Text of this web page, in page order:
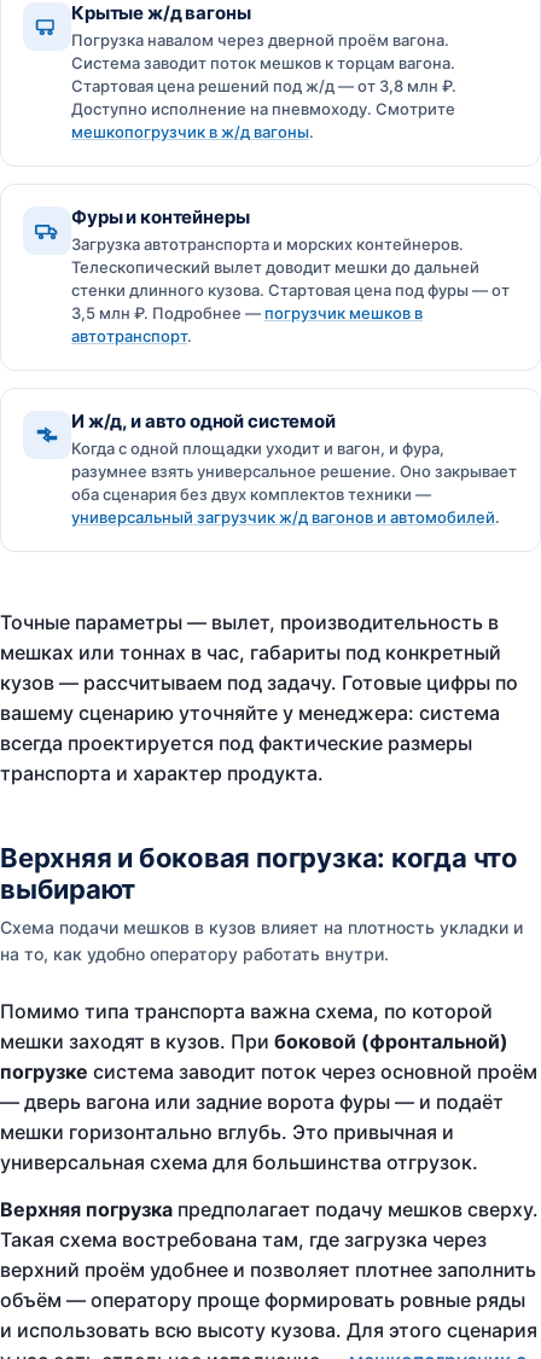
Крытые ж/д вагоны
Погрузка навалом через дверной проём вагона.
Система заводит поток мешков к торцам вагона.
Стартовая цена решений под ж/д — от 3,8 млн ₽.
Доступно исполнение на пневмоходу. Смотрите
мешкопогрузчик в ж/д вагоны.
Фуры и контейнеры
Загрузка автотранспорта и морских контейнеров.
Телескопический вылет доводит мешки до дальней
стенки длинного кузова. Стартовая цена под фуры — от
3,5 млн ₽. Подробнее — погрузчик мешков в
автотранспорт.
И ж/д, и авто одной системой
Когда с одной площадки уходит и вагон, и фура,
разумнее взять универсальное решение. Оно закрывает
оба сценария без двух комплектов техники —
универсальный загрузчик ж/д вагонов и автомобилей.
Точные параметры — вылет, производительность в
мешках или тоннах в час, габариты под конкретный
кузов — рассчитываем под задачу. Готовые цифры по
вашему сценарию уточняйте у менеджера: система
всегда проектируется под фактические размеры
транспорта и характер продукта.
Верхняя и боковая погрузка: когда что
выбирают
Схема подачи мешков в кузов влияет на плотность укладки и
на то, как удобно оператору работать внутри.
Помимо типа транспорта важна схема, по которой
мешки заходят в кузов. При боковой (фронтальной)
погрузке система заводит поток через основной проём
— дверь вагона или задние ворота фуры — и подаёт
мешки горизонтально вглубь. Это привычная и
универсальная схема для большинства отгрузок.
Верхняя погрузка предполагает подачу мешков сверху.
Такая схема востребована там, где загрузка через
верхний проём удобнее и позволяет плотнее заполнить
объём — оператору проще формировать ровные ряды
и использовать всю высоту кузова. Для этого сценария